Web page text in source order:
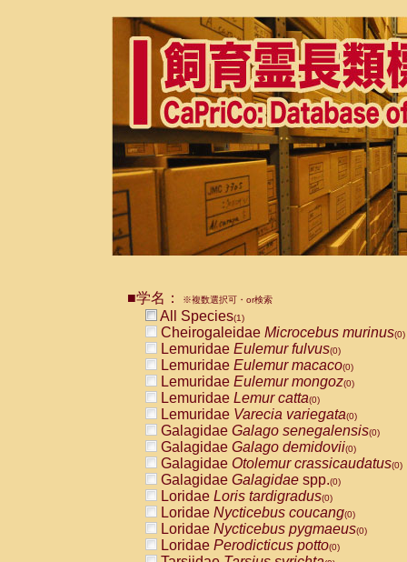
■学名： ※複数選択可・or検索
All Species(1)
Cheirogaleidae Microcebus murinus(0)
Lemuridae Eulemur fulvus(0)
Lemuridae Eulemur macaco(0)
Lemuridae Eulemur mongoz(0)
Lemuridae Lemur catta(0)
Lemuridae Varecia variegata(0)
Galagidae Galago senegalensis(0)
Galagidae Galago demidovii(0)
Galagidae Otolemur crassicaudatus(0)
Galagidae Galagidae spp.(0)
Loridae Loris tardigradus(0)
Loridae Nycticebus coucang(0)
Loridae Nycticebus pygmaeus(0)
Loridae Perodicticus potto(0)